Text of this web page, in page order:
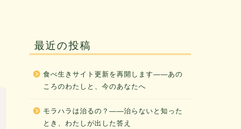
最近の投稿
食べ生きサイト更新を再開します——あの
ころのわたしと、今のあなたへ
モラハラは治るの？——治らないと知った
とき、わたしが出した答え